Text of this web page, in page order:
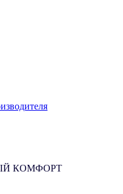
КОМФОРТ